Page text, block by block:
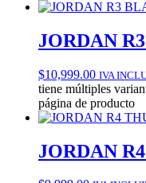
JORDAN
$10,999.00 IVA
tiene múltiples
página de producto
JORDAN